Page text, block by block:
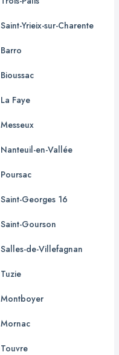
Saint-Yrieix-sur-Charente
Barro
Bioussac
La Faye
Messeux
Nanteuil-en-Vallée
Poursac
Saint-Georges 16
Saint-Gourson
Salles-de-Villefagnan
Tuzie
Montboyer
Mornac
Touvre